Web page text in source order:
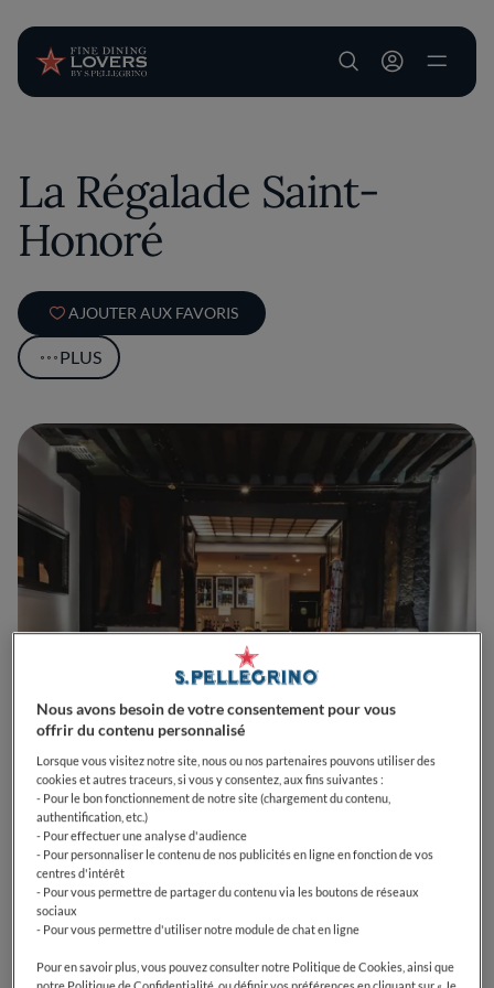
User account
La Régalade Saint-
Honoré
AJOUTER AUX FAVORIS
PLUS
0 0
106 Rue Saint-Honoré75001ParisFrance
CLOSED OpensMardi, 12:15-14:30, 19:15-22:15
Nous avons besoin de votre consentement pour vous
offrir du contenu personnalisé
Lorsque vous visitez notre site, nous ou nos partenaires pouvons utiliser des
cookies et autres traceurs, si vous y consentez, aux fins suivantes :
- Pour le bon fonctionnement de notre site (chargement du contenu,
authentification, etc.)
- Pour effectuer une analyse d'audience
- Pour personnaliser le contenu de nos publicités en ligne en fonction de vos
centres d'intérêt
- Pour vous permettre de partager du contenu via les boutons de réseaux
sociaux
- Pour vous permettre d'utiliser notre module de chat en ligne
Pour en savoir plus, vous pouvez consulter notre Politique de Cookies, ainsi que